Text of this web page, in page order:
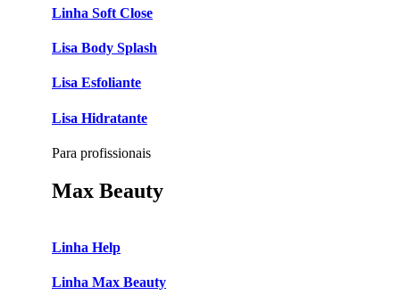
Linha Soft Close
Lisa Body Splash
Lisa Esfoliante
Lisa Hidratante
Para profissionais
Max Beauty
Linha Help
Linha Max Beauty